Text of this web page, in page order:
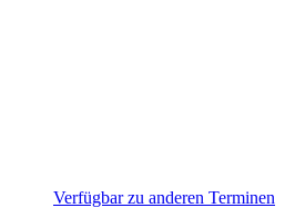
Verfügbar zu anderen Terminen